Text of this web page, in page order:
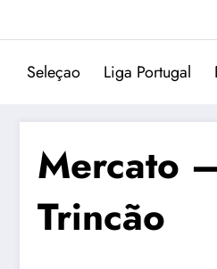
Seleçao Liga Portugal
Mercato
Trincão